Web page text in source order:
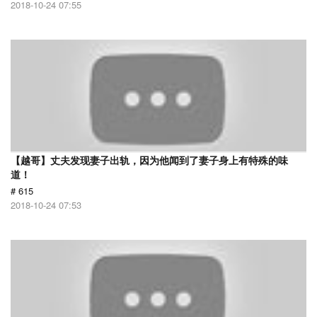
2018-10-24 07:55
【越哥】丈夫发现妻子出轨，因为他闻到了妻子身上有特殊的味
道！
# 615
2018-10-24 07:53